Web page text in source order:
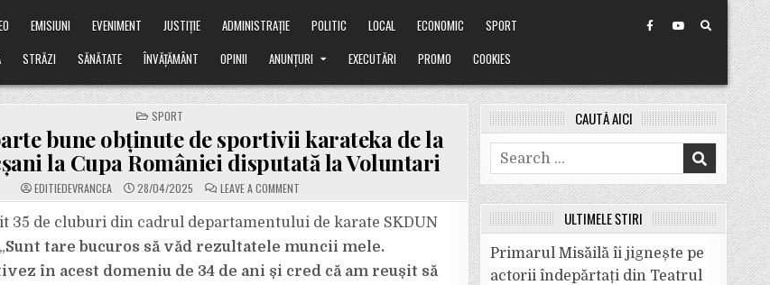
EMISIUNI EVENIMENT JUSTIȚIE ADMINISTRAȚIE POLITIC LOCAL ECONOMIC
SPORT
STRĂZI SĂNĂTATE ÎNVĂȚĂMÂNT OPINII ANUNȚURI EXECUTĂRI PROMO COOKIES
POSTED
IN
SPORT
bune obținute de sportivii karateka de la
la Cupa României disputată la Voluntari
EDITIEDEVRANCEA 28/04/2025 LEAVE A COMMENTON
REZULTATE
BUNE
OBȚINUTE
DE
SPORTIVII
KARATEKA
DE
35 de cluburi din cadrul departamentului de karate SKDUN
Sunt tare bucuros să văd rezultatele muncii mele.
în acest domeniu de 34 de ani și cred că am reușit să
CAUTĂ AICI
Search
for:
ULTIMELE ȘTIRI
Primarul Misăilă îi jignește pe
actorii îndepărtați din Teatrul